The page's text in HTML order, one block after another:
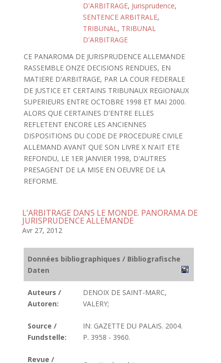
D'ARBITRAGE, Jurisprudence,
SENTENCE ARBITRALE,
TRIBUNAL, TRIBUNAL
D'ARBITRAGE
CE PANAROMA DE JURISPRUDENCE ALLEMANDE
RASSEMBLE ONZE DECISIONS RENDUES, EN
MATIERE D'ARBITRAGE, PAR LA COUR FEDERALE
DE JUSTICE ET CERTAINS TRIBUNAUX REGIONAUX
SUPERIEURS ENTRE OCTOBRE 1998 ET MAI 2000.
ALORS QUE CERTAINES D'ENTRE ELLES
REFLETENT ENCORE LES ANCIENNES
DISPOSITIONS DU CODE DE PROCEDURE CIVILE
ALLEMAND AVANT QUE SON LIVRE X N'AIT ETE
REFONDU, LE 1ER JANVIER 1998, D'AUTRES
PRESAGENT DE LA MISE EN OEUVRE DE LA
REFORME.
L’ARBITRAGE DANS LE MONDE. PANORAMA DE
JURISPRUDENCE ALLEMANDE
Avr 27, 2012
Données bibliographiques / Bibliografische
Daten
Auteurs /
Autoren:
DENOIX DE SAINT-MARC,
VALERY;
Source /
Fundstelle:
IN: GAZETTE DU PALAIS. 2004.
P. 3958 - 3960.
Revue /